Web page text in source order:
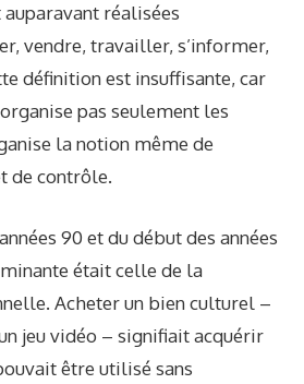
réalisées
vendre, travailler, s’informer,
définition est insuffisante, car
pas seulement les
la notion même de
de contrôle.
90 et du début des années
était celle de la
Acheter un bien culturel –
jeu vidéo – signifiait acquérir
être utilisé sans